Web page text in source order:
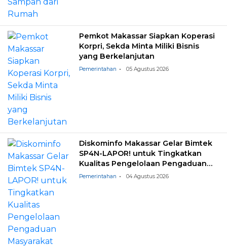
Pemkot Makassar Siapkan Koperasi
Korpri, Sekda Minta Miliki Bisnis
yang Berkelanjutan
Pemerintahan 05 Agustus 2026
Diskominfo Makassar Gelar Bimtek
SP4N-LAPOR! untuk Tingkatkan
Kualitas Pengelolaan Pengaduan
Masyarakat
Pemerintahan 04 Agustus 2026